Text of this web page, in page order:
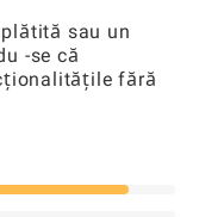
sau un
-se că
fără